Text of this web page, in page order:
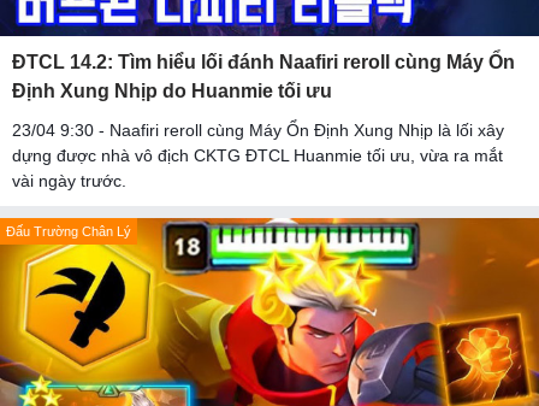
ĐTCL 14.2: Tìm hiểu lối đánh Naafiri reroll cùng Máy Ổn
Định Xung Nhịp do Huanmie tối ưu
23/04 9:30 - Naafiri reroll cùng Máy Ổn Định Xung Nhịp là lối xây
dựng được nhà vô địch CKTG ĐTCL Huanmie tối ưu, vừa ra mắt
vài ngày trước.
Đấu Trường Chân Lý